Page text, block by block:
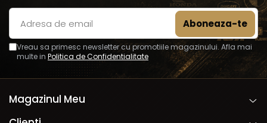
Vreau sa primesc newsletter cu promotiile magazinului. Afla mai
multe in Politica de Confidentialitate
Magazinul Meu